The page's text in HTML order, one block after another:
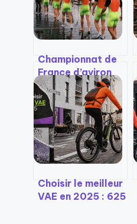
Championnat de
France d’aviron
2025 : des
bassins de Vichy à
l’indoor de
Charléty, le guide
des épreuves et
qualifications
Choisir le meilleur
VAE en 2025 : 625